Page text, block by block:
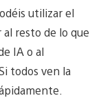
utilizar el
resto de lo que
IA o al
todos ven la